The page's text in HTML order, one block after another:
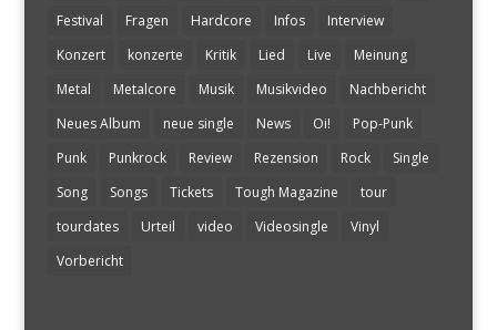
Festival
Fragen Hardcore Infos
Interview
Konzert
konzerte Kritik Lied Live
Meinung
Metal
Metalcore Musik Musikvideo
Nachbericht
Neues Album
neue single News Oi!
Pop-Punk
Punk
Punkrock Review Rezension Rock
Single
Song
Songs Tickets Tough Magazine
tour
tourdates
Urteil video Videosingle
Vinyl
Vorbericht